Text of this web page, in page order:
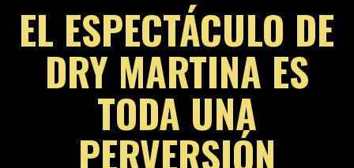
EL ESPECTÁCULO DE
DRY MARTINA ES
TODA UNA
PERVERSIÓN